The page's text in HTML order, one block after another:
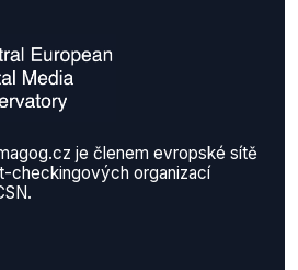
je členem evropské sítě
checkingových organizací